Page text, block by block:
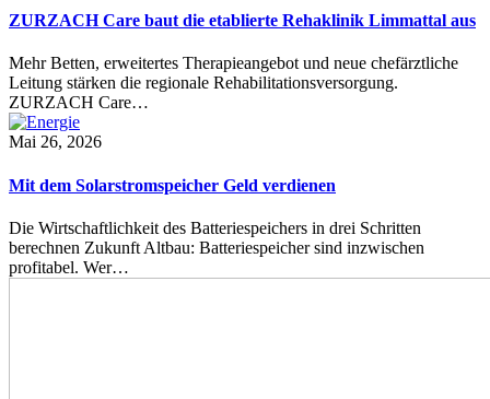
ZURZACH Care baut die etablierte Rehaklinik Limmattal aus
Mehr Betten, erweitertes Therapieangebot und neue chefärztliche
Leitung stärken die regionale Rehabilitationsversorgung.
ZURZACH Care…
Mai 26, 2026
Mit dem Solarstromspeicher Geld verdienen
Die Wirtschaftlichkeit des Batteriespeichers in drei Schritten
berechnen Zukunft Altbau: Batteriespeicher sind inzwischen
profitabel. Wer…